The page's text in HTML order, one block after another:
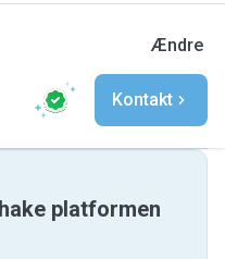
Ændre
Kontakt
platformen